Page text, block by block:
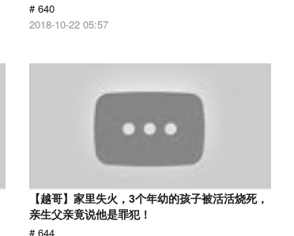
# 640
2018-10-22 05:57
【越哥】家里失火，3个年幼的孩子被活活烧死，
亲生父亲竟说他是罪犯！
# 644